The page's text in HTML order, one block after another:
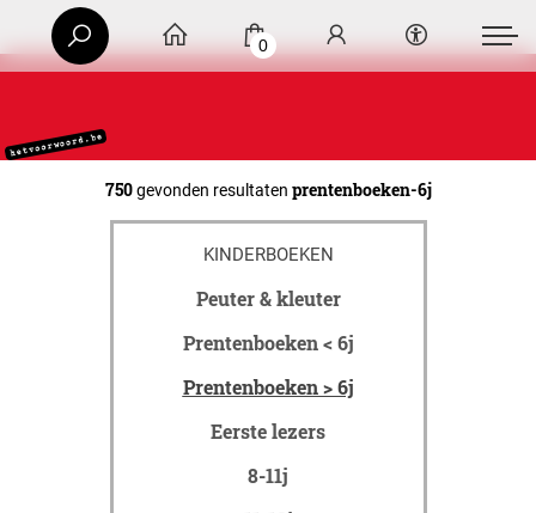
0
750gevonden resultaten prentenboeken-6j
KINDERBOEKEN
Peuter & kleuter
Prentenboeken < 6j
Prentenboeken > 6j
Eerste lezers
8-11j